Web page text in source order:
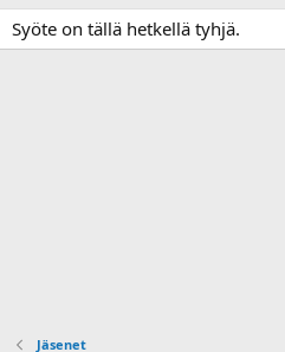
Syöte on tällä hetkellä tyhjä.
Jäsenet